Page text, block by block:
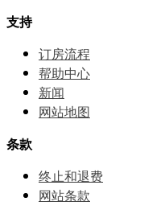
支持
订房流程
帮助中⼼
新闻
网站地图
条款
终止和退费
网站条款